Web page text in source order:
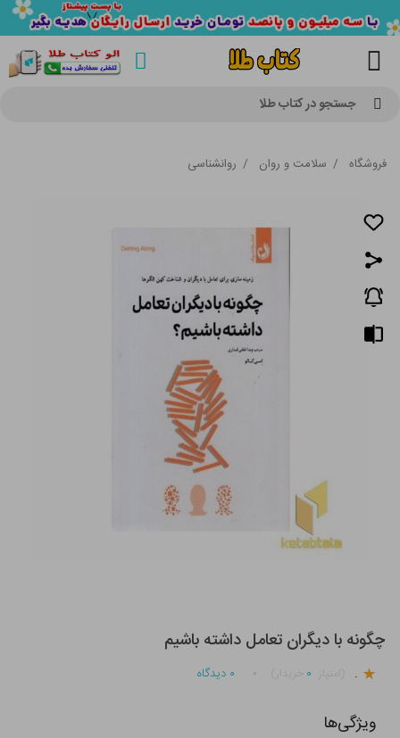
جستجو در کتاب طلا
فروشگاه / سلامت و روان / روانشناسی
چگونه با دیگران تعامل داشته باشیم
. ۰ ۰ دیدگاه
ویژگی‌ها